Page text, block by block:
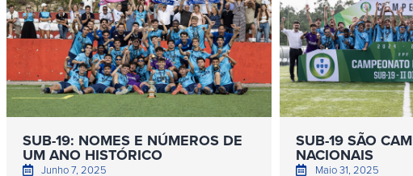
SUB-19: NOMES E NÚMEROS DE
UM ANO HISTÓRICO
Junho 7, 2025
SUB-19 SÃO
NACIONAIS
Maio 31, 2025